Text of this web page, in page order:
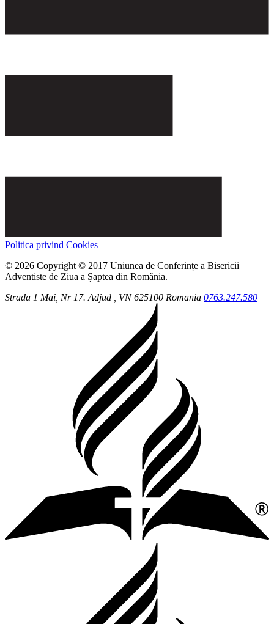
Politica privind Cookies
© 2026 Copyright © 2017 Uniunea de Conferințe a Bisericii
Adventiste de Ziua a Șaptea din România.
Strada 1 Mai, Nr 17.Adjud , VN 625100 Romania 0763.247.580